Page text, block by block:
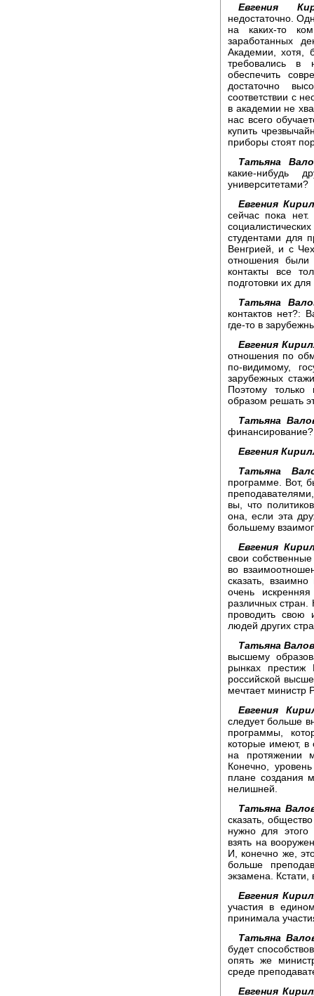
Евгения
недостаточно.
на каких-то
заработанных
Академии, хотя,
требовались в
обеспечить
достаточно
соответствии с
в академии не
нас всего
купить
приборы стоят
Татьяна
какие-нибудь
университетами?
Евгения
сейчас пока
студентами для
Венгрией, и с
отношения
контакты все
подготовки их
Татьяна
контактов нет?:
где-то в
Евгения
отношения по
по-видимому,
зарубежных
Поэтому
образом решать
Татьяна
финансирование?
Евгения
Татьяна
программе. Вот,
вы, что
она, если эта
большему
Евгения
свои
во
сказать,
очень
различных стран.
проводить свою
людей других
Татьяна
высшему
рынках престиж
российской
мечтает министр
Евгения
следует больше
программы,
которые имеют, в
на протяжении
Конечно,
плане создания
нелишней.
Татьяна
сказать,
нужно для этого
взять на
И, конечно же,
больше
экзамена.
Евгения
участия в
принимала
Татьяна
будет
опять же
среде
Евгения